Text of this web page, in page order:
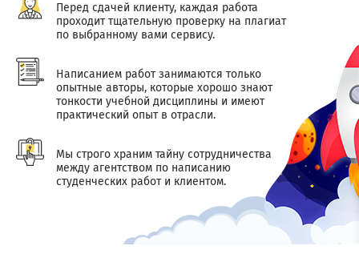
Перед сдачей клиенту, каждая работа
проходит тщательную проверку на плагиат
по выбранному вами сервису.
Написанием работ занимаются только
опытные авторы, которые хорошо знают
тонкости учебной дисциплины и имеют
практический опыт в отрасли.
Мы строго храним тайну сотрудничества
между агентством по написанию
студенческих работ и клиентом.